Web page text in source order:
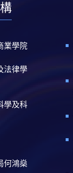
業學院
法律學
學及科
何鴻燊